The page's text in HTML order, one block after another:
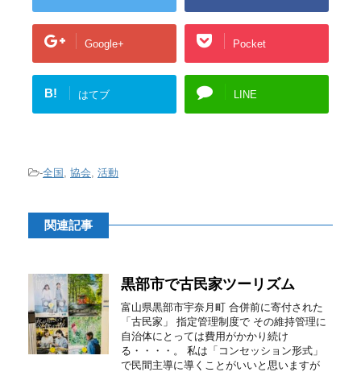
Google+ Pocket
B! はてブ LINE
-全国 , 協会, 活動
関連記事
黒部市で古民家ツーリズム
富山県黒部市宇奈月町 合併前に寄付された
「古民家」 指定管理制度で その維持管理に
自治体にとっては費用がかかり続け
る・・・・。 私は「コンセッション形式」
で民間主導に導くことがいいと思いますが